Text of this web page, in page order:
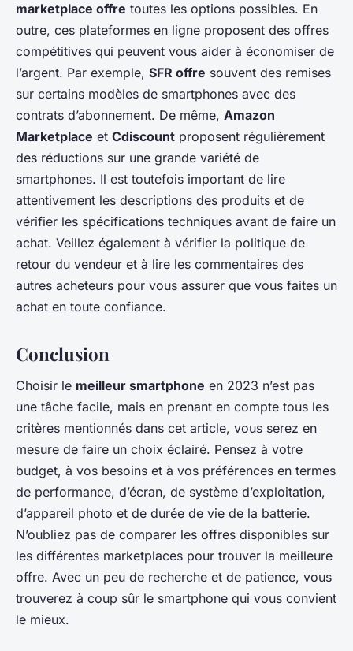
marketplace offre toutes les options possibles. En
outre, ces plateformes en ligne proposent des offres
compétitives qui peuvent vous aider à économiser de
l’argent. Par exemple, SFR offre souvent des remises
sur certains modèles de smartphones avec des
contrats d’abonnement. De même, Amazon
Marketplace et Cdiscount proposent régulièrement
des réductions sur une grande variété de
smartphones. Il est toutefois important de lire
attentivement les descriptions des produits et de
vérifier les spécifications techniques avant de faire un
achat. Veillez également à vérifier la politique de
retour du vendeur et à lire les commentaires des
autres acheteurs pour vous assurer que vous faites un
achat en toute confiance.
Conclusion
Choisir le meilleur smartphone en 2023 n’est pas
une tâche facile, mais en prenant en compte tous les
critères mentionnés dans cet article, vous serez en
mesure de faire un choix éclairé. Pensez à votre
budget, à vos besoins et à vos préférences en termes
de performance, d’écran, de système d’exploitation,
d’appareil photo et de durée de vie de la batterie.
N’oubliez pas de comparer les offres disponibles sur
les différentes marketplaces pour trouver la meilleure
offre. Avec un peu de recherche et de patience, vous
trouverez à coup sûr le smartphone qui vous convient
le mieux.